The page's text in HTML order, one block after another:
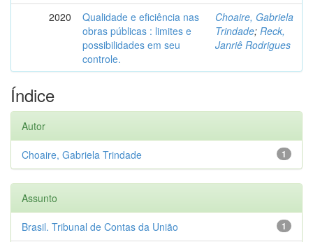
2020
Qualidade e eficiência nas
obras públicas : limites e
possibilidades em seu
controle.
Choaire, Gabriela
Trindade; Reck,
Janriê Rodrigues
Índice
Autor
1
Choaire, Gabriela Trindade
Assunto
1
Brasil. Tribunal de Contas da União